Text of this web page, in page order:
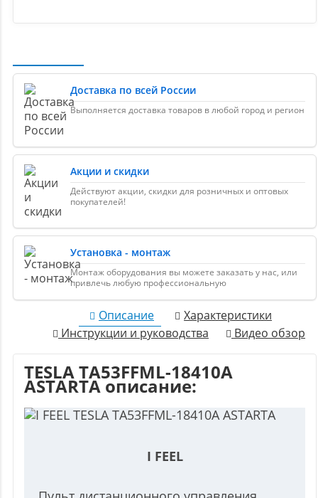
Доставка по всей России
Выполняется доставка товаров в любой город и регион
Акции и скидки
Действуют акции, скидки для розничных и оптовых
покупателей!
Установка - монтаж
Монтаж оборудования вы можете заказать у нас, или
привлечь любую профессиональную
Описание
Характеристики
Инструкции и руководства
Видео обзор
TESLA TA53FFML-18410A
ASTARTA описание:
I FEEL